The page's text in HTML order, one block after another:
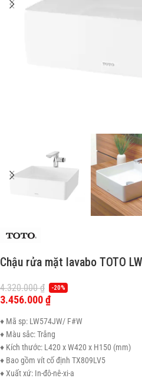
Chậu rửa mặt lavabo TOTO
4.320.000₫ -20%
3.456.000₫
♦ Mã sp: LW574JW/ F#W
♦ Màu sắc: Trắng
♦ Kích thước: L420 x W420 x H150 (mm)
♦ Bao gồm vít cố định TX809LV5
♦ Xuất xứ: In-đô-nê-xi-a